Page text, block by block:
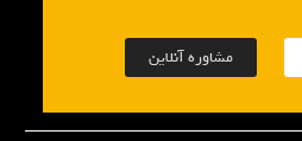
مشاوره آنلاین